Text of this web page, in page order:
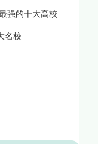
强的十大高校
名校